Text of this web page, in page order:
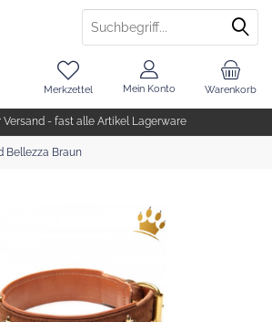
Versand - fast alle Artikel Lagerware
Warenkorb
Merkzettel Mein Konto
Bellezza Braun